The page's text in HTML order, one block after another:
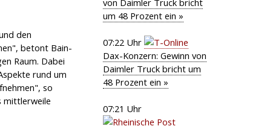
den
betont Bain-
Raum. Dabei
rund um
so
mittlerweile
um 48 Prozent ein »
07:22 Uhr
Dax-Konzern: Gewinn von
Daimler Truck bricht um
48 Prozent ein »
07:21 Uhr